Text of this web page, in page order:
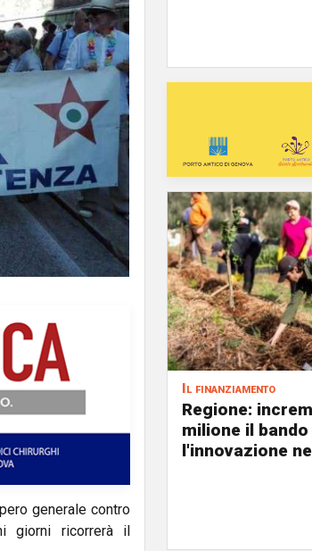
generale contro
giorni ricorrerà il
Il finanziamento
Regione:
milione il bando
l'innovazione